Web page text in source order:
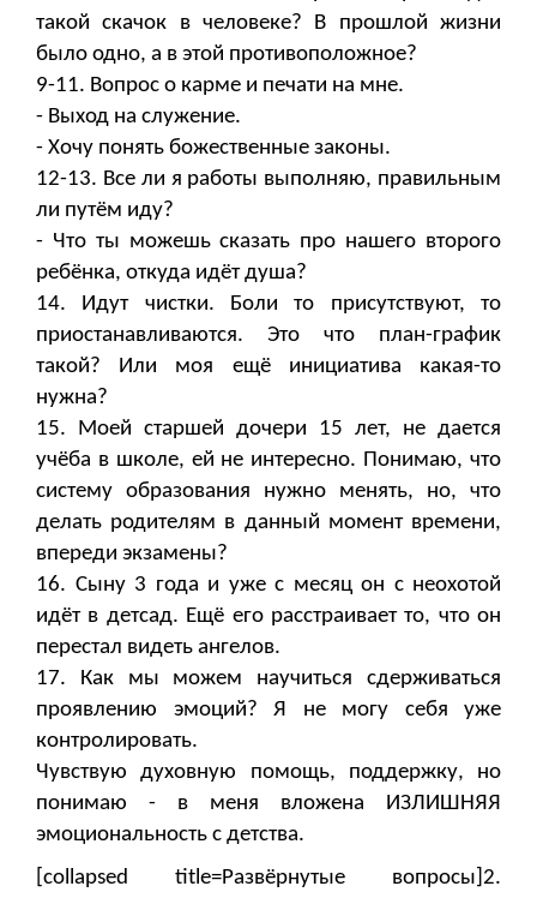
такой скачок в человеке? В прошлой жизни
было одно, а в этой противоположное?
9-11. Вопрос о карме и печати на мне.
- Выход на служение.
- Хочу понять божественные законы.
12-13. Все ли я работы выполняю, правильным
ли путём иду?
- Что ты можешь сказать про нашего второго
ребёнка, откуда идёт душа?
14. Идут чистки. Боли то присутствуют, то
приостанавливаются. Это что план-график
такой? Или моя ещё инициатива какая-то
нужна?
15. Моей старшей дочери 15 лет, не дается
учёба в школе, ей не интересно. Понимаю, что
систему образования нужно менять, но, что
делать родителям в данный момент времени,
впереди экзамены?
16. Cынy 3 года и уже с месяц он с неохотой
идёт в детсад. Ещё его расстраивает то, что он
перестал видеть ангелов.
17. Как мы можем научиться сдерживаться
проявлению эмоций? Я не могу себя уже
контролировать.
Чувствую духовную помощь, поддержку, но
понимаю - в меня вложена ИЗЛИШНЯЯ
эмоциональность с детства.
[collapsed title=Развёрнутые вопросы]2.